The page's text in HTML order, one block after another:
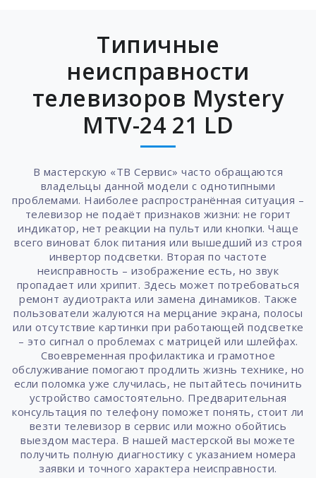
Типичные
неисправности
телевизоров Mystery
MTV-24 21 LD
В мастерскую «ТВ Сервис» часто обращаются
владельцы данной модели с однотипными
проблемами. Наиболее распространённая ситуация –
телевизор не подаёт признаков жизни: не горит
индикатор, нет реакции на пульт или кнопки. Чаще
всего виноват блок питания или вышедший из строя
инвертор подсветки. Вторая по частоте
неисправность – изображение есть, но звук
пропадает или хрипит. Здесь может потребоваться
ремонт аудиотракта или замена динамиков. Также
пользователи жалуются на мерцание экрана, полосы
или отсутствие картинки при работающей подсветке
– это сигнал о проблемах с матрицей или шлейфах.
Своевременная профилактика и грамотное
обслуживание помогают продлить жизнь технике, но
если поломка уже случилась, не пытайтесь починить
устройство самостоятельно. Предварительная
консультация по телефону поможет понять, стоит ли
везти телевизор в сервис или можно обойтись
выездом мастера. В нашей мастерской вы можете
получить полную диагностику с указанием номера
заявки и точного характера неисправности.